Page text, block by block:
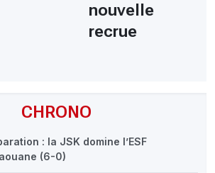
CHRONO
: la JSK domine l’ESF
(6-0)
nouvelle
recrue